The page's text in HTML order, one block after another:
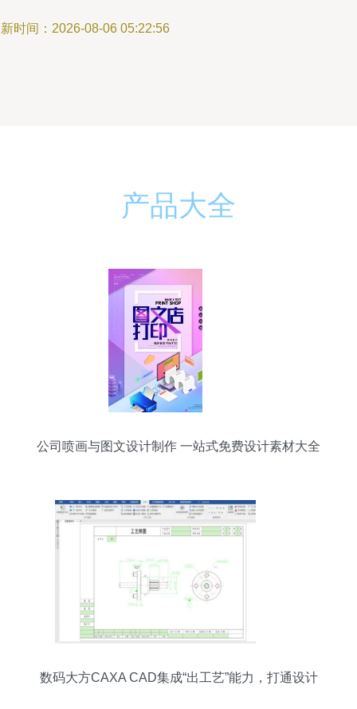
时间：2026-08-06 05:22:56
产品大全
公司喷画与图文设计制作 一站式免费设计素材大全
数码大方CAXA CAD集成“出工艺”能力，打通设计